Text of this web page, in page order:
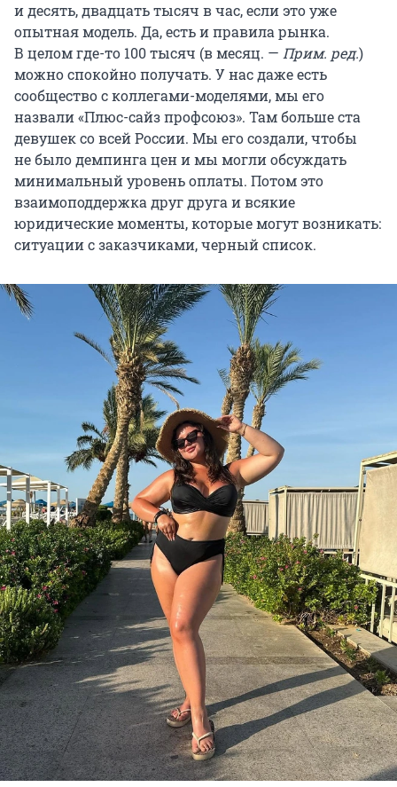
и десять, двадцать тысяч в час, если это уже
опытная модель. Да, есть и правила рынка.
В целом где-то 100 тысяч (в месяц. — Прим. ред.)
можно спокойно получать. У нас даже есть
сообщество с коллегами-моделями, мы его
назвали «Плюс-сайз профсоюз». Там больше ста
девушек со всей России. Мы его создали, чтобы
не было демпинга цен и мы могли обсуждать
минимальный уровень оплаты. Потом это
взаимоподдержка друг друга и всякие
юридические моменты, которые могут возникать:
ситуации с заказчиками, черный список.